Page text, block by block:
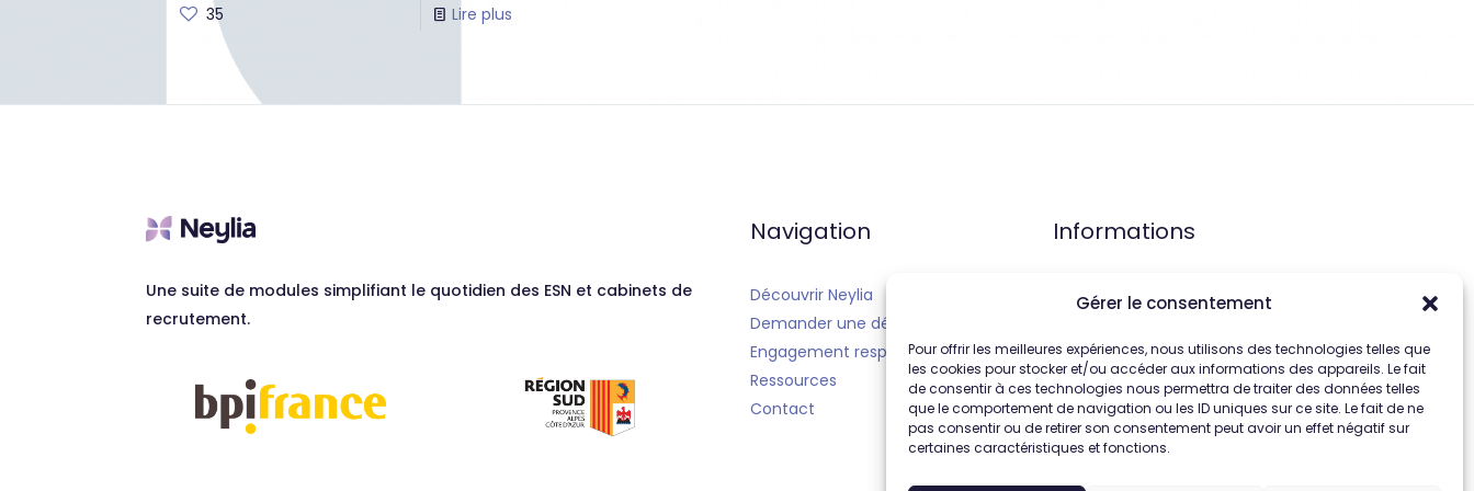
Gérer le consentement
Pour offrir les meilleures expériences, nous utilisons des technologies telles que
les cookies pour stocker et/ou accéder aux informations des appareils. Le fait
de consentir à ces technologies nous permettra de traiter des données telles
que le comportement de navigation ou les ID uniques sur ce site. Le fait de ne
pas consentir ou de retirer son consentement peut avoir un effet négatif sur
certaines caractéristiques et fonctions.
35 Lire plus
Une suite de modules simplifiant le quotidien des ESN et cabinets de
recrutement.
Navigation
Découvrir Neylia
Demander une démo
Engagement responsable
Ressources
Contact
Informations
Neylia
06410 SOPHIA ANTIPOLIS
France